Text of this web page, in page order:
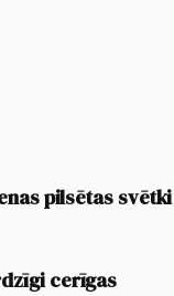
pilsētas svētki
cerīgas